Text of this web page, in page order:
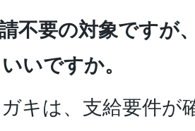
請不要の対象ですが
いですか。
キは、支給要件が